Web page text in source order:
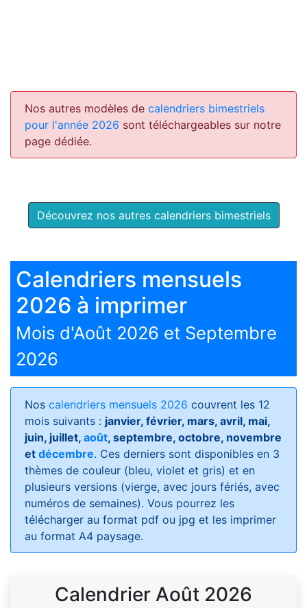
Nos autres modèles de calendriers bimestriels
pour l'année 2026 sont téléchargeables sur notre
page dédiée.
Découvrez nos autres calendriers bimestriels
Calendriers mensuels
2026 à imprimer
Mois d'Août 2026 et Septembre
2026
Nos calendriers mensuels 2026 couvrent les 12
mois suivants : janvier, février, mars, avril, mai,
juin, juillet, août, septembre, octobre, novembre
et décembre. Ces derniers sont disponibles en 3
thèmes de couleur (bleu, violet et gris) et en
plusieurs versions (vierge, avec jours fériés, avec
numéros de semaines). Vous pourrez les
télécharger au format pdf ou jpg et les imprimer
au format A4 paysage.
Calendrier Août 2026